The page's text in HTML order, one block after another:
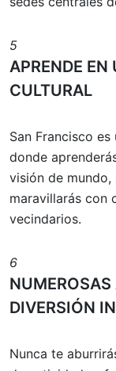
5
APRENDE EN
CULTURAL
San Francisco
donde
visión de
maravillarás con
vecindarios.
6
DIVERSIÓN
Nunca te